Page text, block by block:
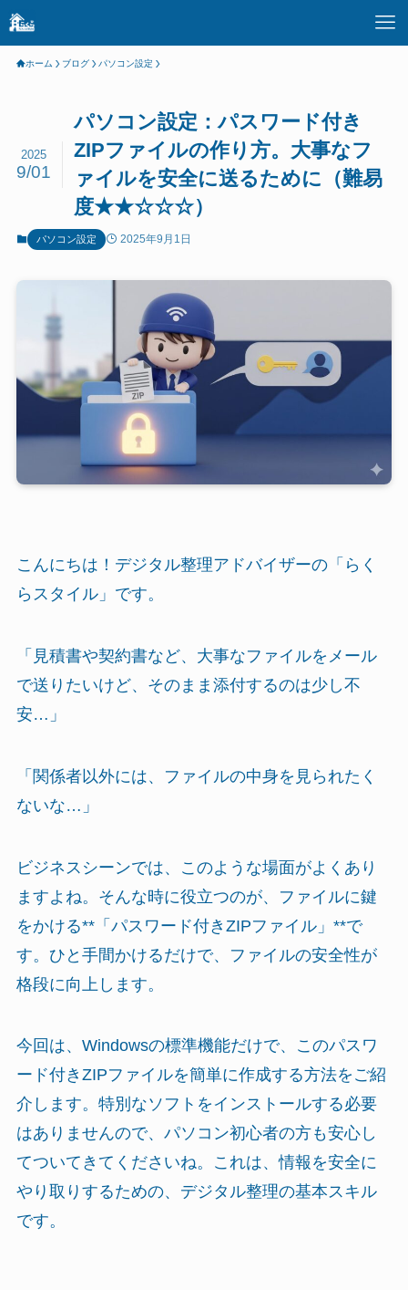
ホーム ブログ パソコン設定
パソコン設定：パスワード付き
ZIPファイルの作り方。大事なフ
ァイルを安全に送るために（難易
度★★☆☆☆）
2025
9/01
パソコン設定 2025年9月1日
こんにちは！デジタル整理アドバイザーの「らく
らスタイル」です。
「見積書や契約書など、大事なファイルをメール
で送りたいけど、そのまま添付するのは少し不
安…」
「関係者以外には、ファイルの中身を見られたく
ないな…」
ビジネスシーンでは、このような場面がよくあり
ますよね。そんな時に役立つのが、ファイルに鍵
をかける**「パスワード付きZIPファイル」**で
す。ひと手間かけるだけで、ファイルの安全性が
格段に向上します。
今回は、Windowsの標準機能だけで、このパスワ
ード付きZIPファイルを簡単に作成する方法をご紹
介します。特別なソフトをインストールする必要
はありませんので、パソコン初心者の方も安心し
てついてきてくださいね。これは、情報を安全に
やり取りするための、デジタル整理の基本スキル
です。